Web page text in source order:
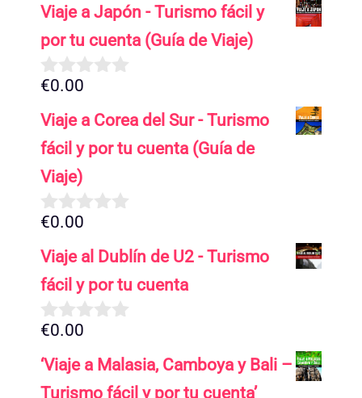
Viaje a Japón - Turismo fácil y
por tu cuenta (Guía de Viaje)
0
e
5
€0.00
Viaje a Corea del Sur - Turismo
fácil y por tu cuenta (Guía de
Viaje)
0
e
5
€0.00
Viaje al Dublín de U2 - Turismo
fácil y por tu cuenta
0
e
5
€0.00
‘Viaje a Malasia, Camboya y Bali –
Turismo fácil y por tu cuenta’